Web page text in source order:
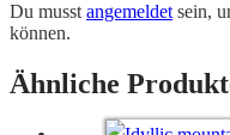
Du musst angemeldet sein,
können.
Ähnliche